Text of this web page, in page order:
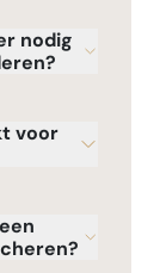
nodig
voor